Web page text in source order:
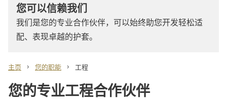
您可以信赖我们
我们是您的专业合作伙伴，可以始终助您开发轻松适
配、表现卓越的护套。
主页 › 您的职能 › 工程
您的专业工程合作伙伴